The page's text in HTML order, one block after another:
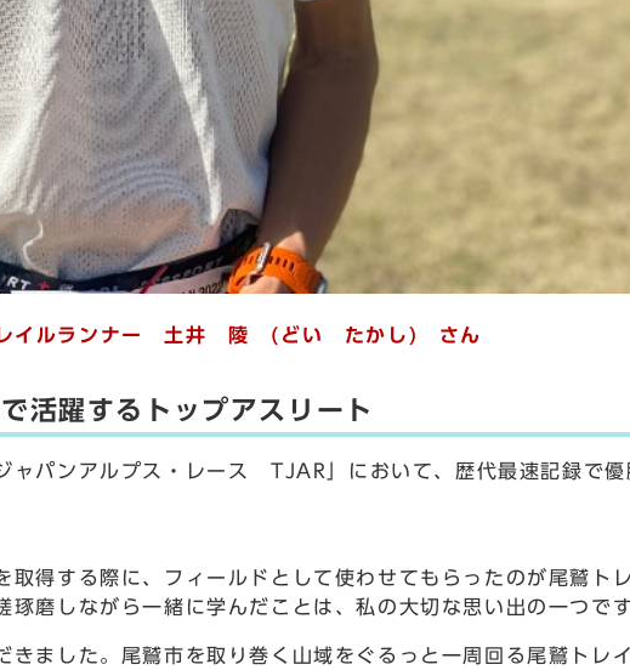
レイルランナー 土井 陵 (どい たかし) さん
活躍するトップアスリート
パンアルプス・レース TJAR」において、歴代最速記録で優
得する際に、フィールドとして使わせてもらったのが尾鷲ト
磨しながら一緒に学んだことは、私の大切な思い出の一つです
ました。尾鷲市を取り巻く山域をぐるっと一周回る尾鷲トレ